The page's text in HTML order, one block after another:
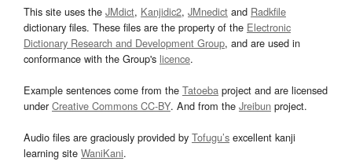
This site uses the JMdict, Kanjidic2, JMnedict and Radkfile
dictionary files. These files are the property of the Electronic
Dictionary Research and Development Group, and are used in
conformance with the Group's licence.
Example sentences come from the Tatoeba project and are licensed
underCreative Commons CC-BY. And from the Jreibun project.
Audio files are graciously provided by Tofugu’s excellent kanji
learning site WaniKani.